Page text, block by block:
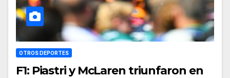
OTROS DEPORTES
F1: Piastri y McLaren triunfaron en